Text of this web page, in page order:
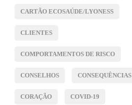
CARTÃO ECOSAÚDE/LYONESS
CLIENTES
COMPORTAMENTOS DE RISCO
CONSELHOS CONSEQUÊNCIAS
CORAÇÃO COVID-19